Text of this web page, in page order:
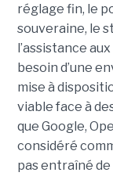
réglage fin, le
souveraine, le
l’assistance
besoin d’une
mise à
viable face à
que Google,
considéré
pas entraîné